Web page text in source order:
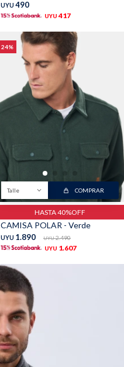
UYU 490
UYU 417
24
Talle COMPRAR
HASTA 40%OFF
CAMISA POLAR - Verde
UYU 1.890 UYU 2.490
UYU 1.607